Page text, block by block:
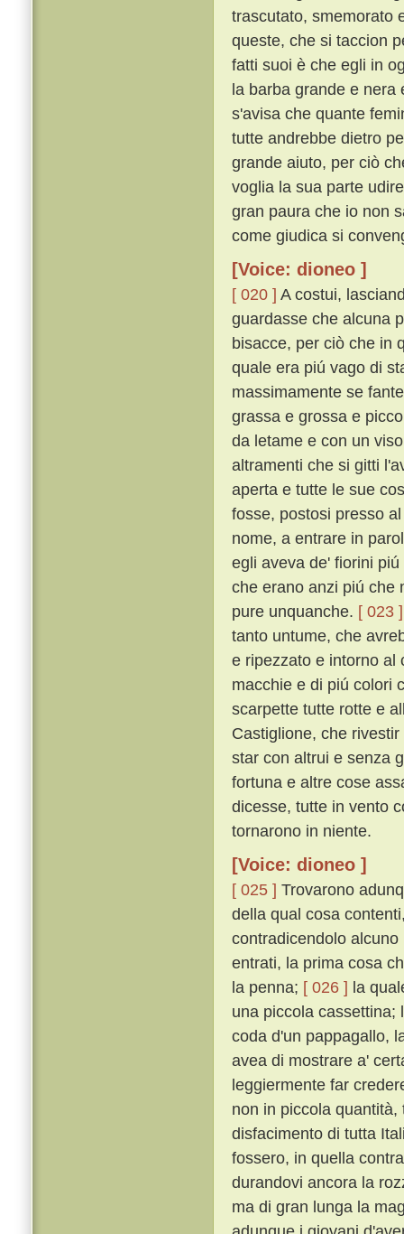
trascutato, smemorato
queste, che si taccion
fatti suoi è che egli in
la barba grande e nera
s'avisa che quante
tutte andrebbe dietro
grande aiuto, per ciò
voglia la sua parte
gran paura che io non
come giudica si
[Voice: dioneo ]
[ 020 ] A costui,
guardasse che alcuna
bisacce, per ciò che in
quale era piú vago di
massimamente se
grassa e grossa e
da letame e con un
altramenti che si gitti
aperta e tutte le sue
fosse, postosi presso
nome, a entrare in
egli aveva de' fiorini
che erano anzi piú che
pure unquanche. [ 023 ]
tanto untume, che
e ripezzato e intorno al
macchie e di piú colori
scarpette tutte rotte e
Castiglione, che
star con altrui e senza
fortuna e altre cose
dicesse, tutte in vento
tornarono in niente.
[Voice: dioneo ]
[ 025 ] Trovarono
della qual cosa
contradicendolo
entrati, la prima cosa
la penna; [ 026 ] la
una piccola cassettina;
coda d'un pappagallo,
avea di mostrare a'
leggiermente far
non in piccola
disfacimento di tutta
fossero, in quella
durandovi ancora la
ma di gran lunga la